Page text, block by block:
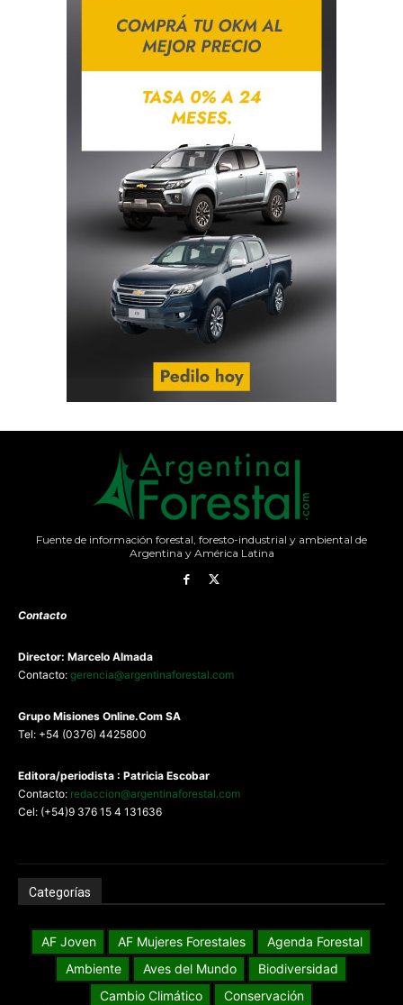
Fuente de información forestal, foresto-industrial y ambiental de
Argentina y América Latina
Contacto
Director: Marcelo Almada
Contacto: gerencia@argentinaforestal.com
Grupo Misiones Online.Com SA
Tel: +54 (0376) 4425800
Editora/periodista : Patricia Escobar
Contacto: redaccion@argentinaforestal.com
Cel: (+54)9 376 15 4 131636
Categorías
AF Joven AF Mujeres Forestales
Agenda Forestal
Ambiente
Aves del Mundo
Biodiversidad
Cambio Climático
Conservación